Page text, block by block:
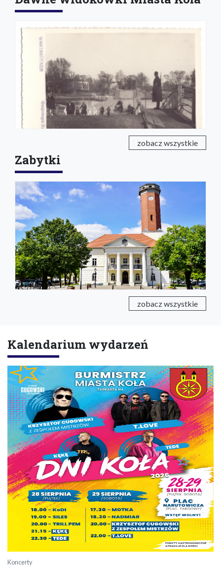
zobacz wszystkie
Zabytki
zobacz wszystkie
Kalendarium wydarzeń
Koncerty